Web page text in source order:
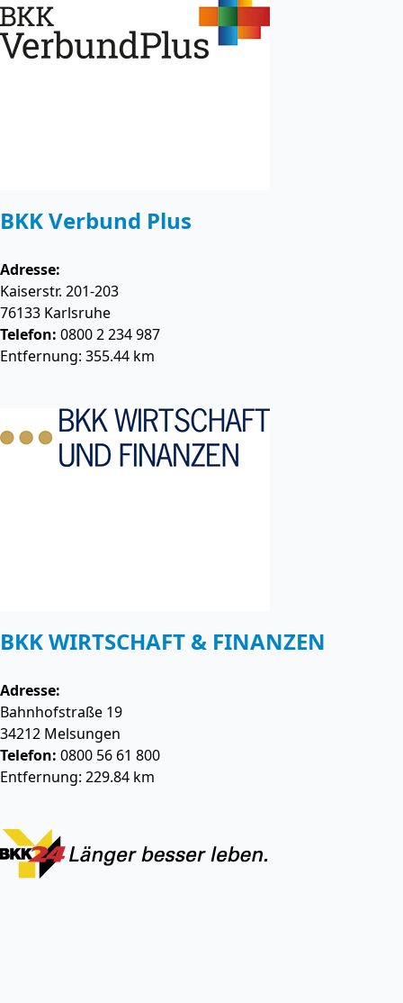
BKK Verbund Plus
Adresse:
Kaiserstr. 201-203
76133 Karlsruhe
Telefon: 0800 2 234 987
Entfernung: 355.44 km
BKK WIRTSCHAFT & FINANZEN
Adresse:
Bahnhofstraße 19
34212 Melsungen
Telefon: 0800 56 61 800
Entfernung: 229.84 km